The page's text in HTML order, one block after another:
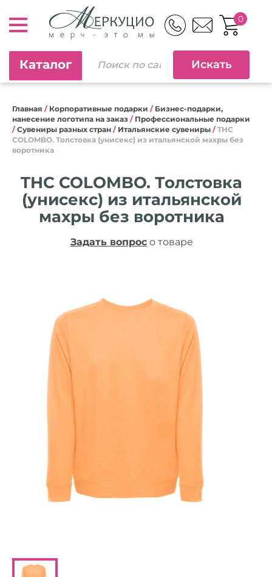
0
Каталог
Главная / Корпоративные подарки / Бизнес-подарки,
нанесение логотипа на заказ / Профессиональные подарки
/ Сувениры разных стран / Итальянские сувениры / THC
COLOMBO. Толстовка (унисекс) из итальянской махры без
воротника
THC COLOMBO. Толстовка
(унисекс) из итальянской
махры без воротника
Задать вопросо товаре